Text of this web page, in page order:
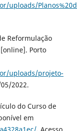
Reformulação
Porto
uploads/projeto-
2022.
do Curso de
em